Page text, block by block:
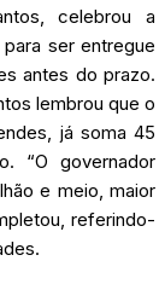
celebrou a
ser entregue
antes do prazo.
lembrou que o
já soma 45
“O governador
e meio, maior
referindo-